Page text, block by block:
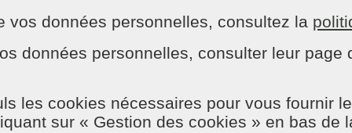
enlever une trace
hélas laissent des traces pour longtemps. Un geste trop
vos données personnelles, consultez la
données personnelles, consulter leur
les cookies nécessaires pour vous fournir
sur « Gestion des cookies » en bas de